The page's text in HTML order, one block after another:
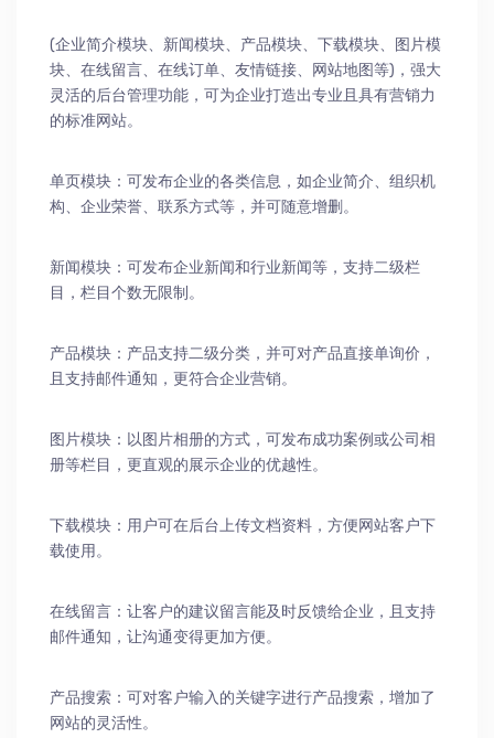
(企业简介模块、新闻模块、产品模块、下载模块、图片模
块、在线留言、在线订单、友情链接、网站地图等)，强大
灵活的后台管理功能，可为企业打造出专业且具有营销力
的标准网站。
单页模块：可发布企业的各类信息，如企业简介、组织机
构、企业荣誉、联系方式等，并可随意增删。
新闻模块：可发布企业新闻和行业新闻等，支持二级栏
目，栏目个数无限制。
产品模块：产品支持二级分类，并可对产品直接单询价，
且支持邮件通知，更符合企业营销。
图片模块：以图片相册的方式，可发布成功案例或公司相
册等栏目，更直观的展示企业的优越性。
下载模块：用户可在后台上传文档资料，方便网站客户下
载使用。
在线留言：让客户的建议留言能及时反馈给企业，且支持
邮件通知，让沟通变得更加方便。
产品搜索：可对客户输入的关键字进行产品搜索，增加了
网站的灵活性。